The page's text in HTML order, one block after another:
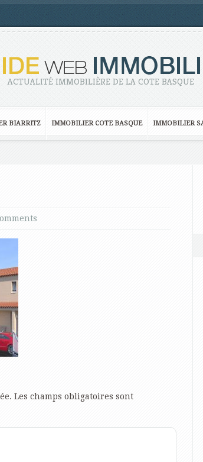
ACTUALITÉ IMMOBILIÈRE DE LA COTE BASQUE
BIARRITZ IMMOBILIER COTE BASQUE IMMOBILIER
Les champs obligatoires sont